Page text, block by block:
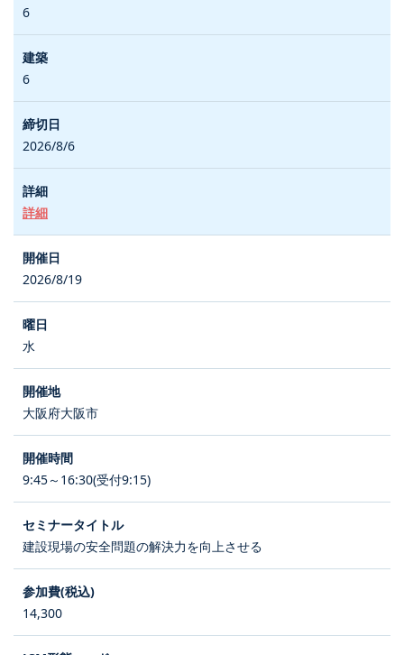
6
6
2026/8/6
詳細
2026/8/19
水
大阪府大阪市
9:45～16:30(受付9:15)
建設現場の安全問題の解決力を向上させる
14,300